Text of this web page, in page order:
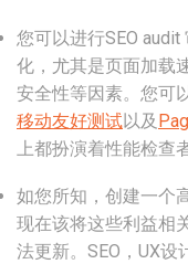
您可以进行SEO
化，尤其是页面加载
安全性等因素。您可
移动友好测试以及
上都扮演着性能检查
如您所知，创建一个
现在该将这些利益相
法更新。SEO，UX